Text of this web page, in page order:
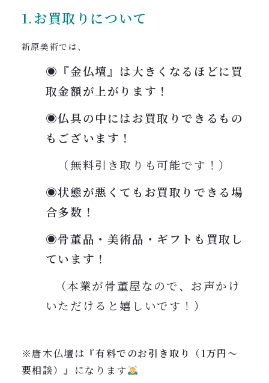
1.お買取りについて
新原美術では、
◉『金仏壇』は大きくなるほどに買
取金額が上がります！
◉仏具の中にはお買取りできるもの
もございます！
（無料引き取りも可能です！）
◉状態が悪くてもお買取りできる場
合多数！
◉骨董品・美術品・ギフトも買取し
ています！
（本業が骨董屋なので、お声かけ
いただけると嬉しいです！）
※唐木仏壇は『有料でのお引き取り（1万円〜
要相談）』になります